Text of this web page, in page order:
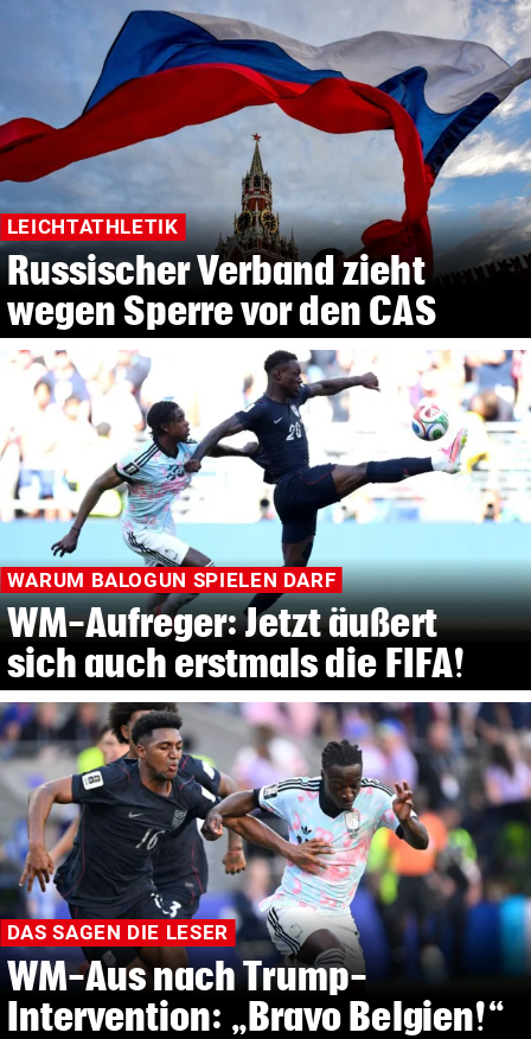
LEICHTATHLETIK
Russischer Verband zieht
wegen Sperre vor den CAS
WARUM BALOGUN SPIELEN DARF
WM-Aufreger: Jetzt äußert
sich auch erstmals die FIFA!
DAS SAGEN DIE LESER
WM-Aus nach Trump-
Intervention: „Bravo Belgien!“